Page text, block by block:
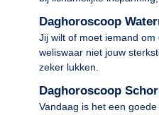
Daghoroscoop
Jij wilt of moet iemand
weliswaar niet jouw
zeker lukken.
Daghoroscoop
Vandaag is het een